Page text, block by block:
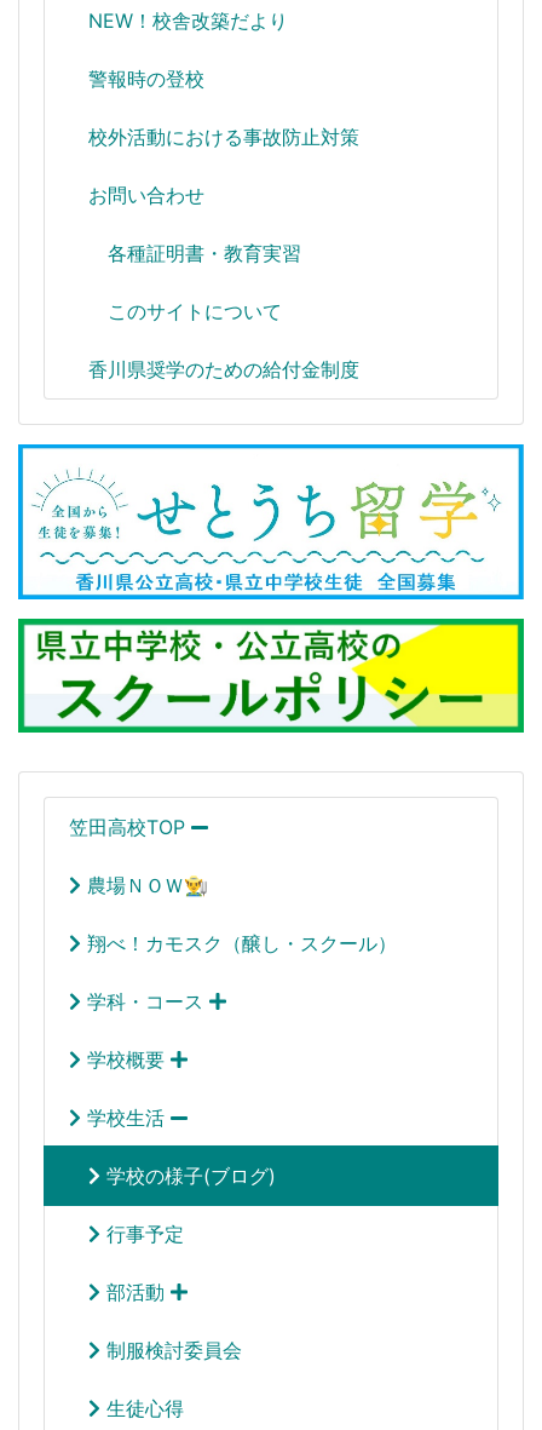
NEW！校舎改築だより
警報時の登校
校外活動における事故防止対策
お問い合わせ
各種証明書・教育実習
このサイトについて
香川県奨学のための給付金制度
笠田高校TOP
農場ＮＯＷ👨‍🌾
翔べ！カモスク（醸し・スクール）
学科・コース
学校概要
学校生活
学校の様子(ブログ)
行事予定
部活動
制服検討委員会
生徒心得